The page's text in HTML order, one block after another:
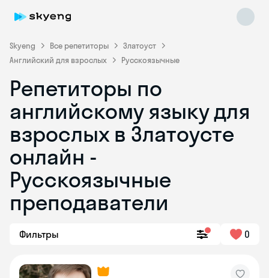
Skyeng Все репетиторы
Златоуст
Английский для взрослых
Русскоязычные
Репетиторы по
английскому языку для
взрослых в Златоусте
онлайн -
Русскоязычные
преподаватели
Фильтры 0
Skyeng Chat